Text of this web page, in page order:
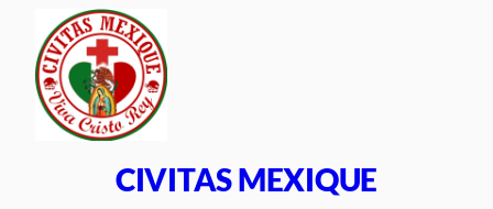
contenido
CIVITAS MEXIQUE